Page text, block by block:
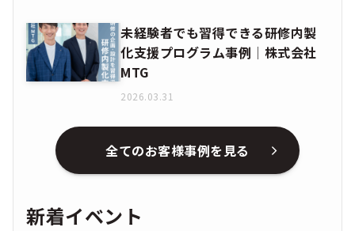
未経験者でも習得できる研修内製
化支援プログラム事例│株式会社
MTG
2026.03.31
全てのお客様事例を見る
新着イベント